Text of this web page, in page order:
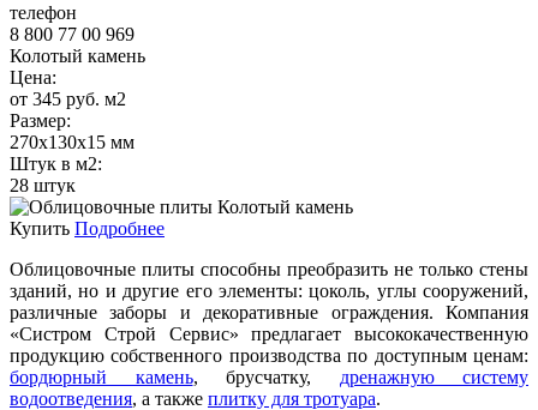
телефон
8 800 77 00 969
Колотый камень
Цена:
от 345 руб. м2
Размер:
270х130х15 мм
Штук в м2:
28 штук
Купить Подробнее
Облицовочные плиты способны преобразить не только стены
зданий, но и другие его элементы: цоколь, углы сооружений,
различные заборы и декоративные ограждения. Компания
«Систром Строй Сервис» предлагает высококачественную
продукцию собственного производства по доступным ценам:
бордюрный камень, брусчатку, дренажную систему
водоотведения, а также плитку для тротуара.